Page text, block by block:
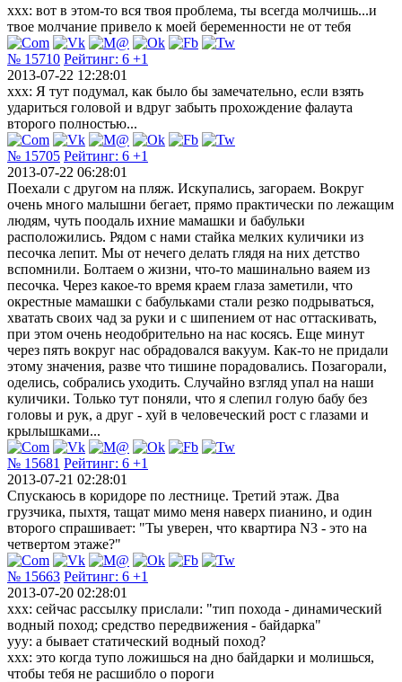
xxx: вот в этом-то вся твоя проблема, ты всегда молчишь...и
твое молчание привело к моей беременности не от тебя
№ 15710 Рейтинг: 6 +1
2013-07-22 12:28:01
xxx: Я тут подумал, как было бы замечательно, если взять
удариться головой и вдруг забыть прохождение фалаута
второго полностью...
№ 15705 Рейтинг: 6 +1
2013-07-22 06:28:01
Поехали с другом на пляж. Искупались, загораем. Вокруг
очень много малышни бегает, прямо практически по лежащим
людям, чуть поодаль ихние мамашки и бабульки
расположились. Рядом с нами стайка мелких куличики из
песочка лепит. Мы от нечего делать глядя на них детство
вспомнили. Болтаем о жизни, что-то машинально ваяем из
песочка. Через какое-то время краем глаза заметили, что
окрестные мамашки с бабульками стали резко подрываться,
хватать своих чад за руки и с шипением от нас оттаскивать,
при этом очень неодобрительно на нас косясь. Еще минут
через пять вокруг нас обрадовался вакуум. Как-то не придали
этому значения, разве что тишине порадовались. Позагорали,
оделись, собрались уходить. Случайно взгляд упал на наши
куличики. Только тут поняли, что я слепил голую бабу без
головы и рук, а друг - хуй в человеческий рост с глазами и
крылышками...
№ 15681 Рейтинг: 6 +1
2013-07-21 02:28:01
Спускаюсь в коридоре по лестнице. Третий этаж. Два
грузчика, пыхтя, тащат мимо меня наверх пианино, и один
второго спрашивает: "Ты уверен, что квартира N3 - это на
четвертом этаже?"
№ 15663 Рейтинг: 6 +1
2013-07-20 02:28:01
xxx: сейчас рассылку прислали: "тип похода - динамический
водный поход; средство передвижения - байдарка"
yyy: а бывает статический водный поход?
xxx: это когда тупо ложишься на дно байдарки и молишься,
чтобы тебя не расшибло о пороги